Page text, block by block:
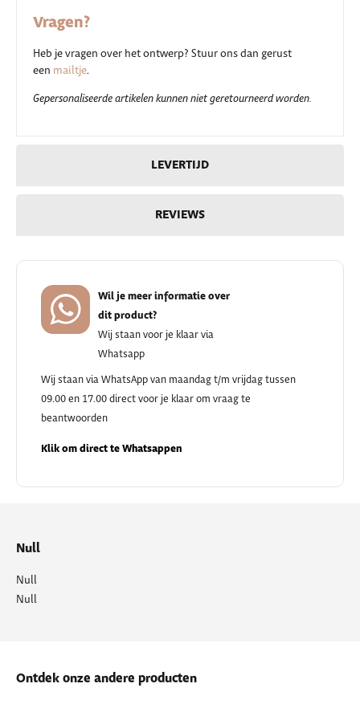
LEVERTIJD
REVIEWS
Vragen?
Heb je vragen over het ontwerp? Stuur ons dan gerust
een mailtje.
Gepersonaliseerde artikelen kunnen niet geretourneerd worden.
Wil je meer informatie over
dit product?
Wij staan voor je klaar via
Whatsapp
Wij staan via WhatsApp van maandag t/m vrijdag tussen
09.00 en 17.00 direct voor je klaar om vraag te
beantwoorden
Klik om direct te Whatsappen
Null
Null
Null
Ontdek onze andere producten